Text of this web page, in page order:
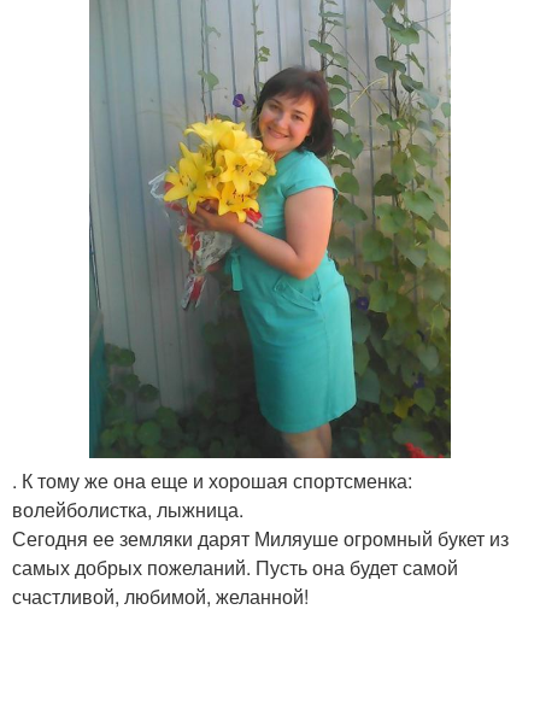
. К тому же она еще и хорошая спортсменка:
волейболистка, лыжница.
Сегодня ее земляки дарят Миляуше огромный букет из
самых добрых пожеланий. Пусть она будет самой
счастливой, любимой, желанной!